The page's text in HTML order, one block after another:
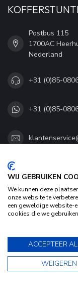
Postbus 115
1700AC
Nederland
+31 (0)85-
+31 (0)85-
KVK nummer:
btw-nummer:
CATEGORIEËN
gebruik van
Bekijk ons
WIJ GEBRUIKEN
We kunnen deze
onze website te
een geweldige website-
cookies die we
ACCEPTEER
WEIGEREN